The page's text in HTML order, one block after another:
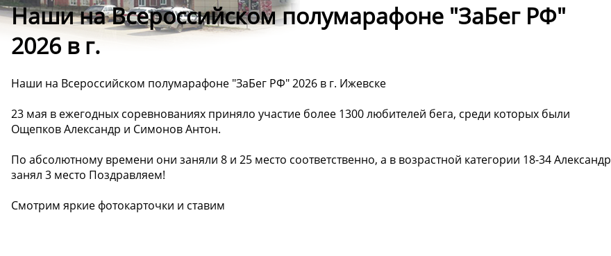
Наши на Всероссийском полумарафоне "ЗаБег РФ"
2026 в г.
Наши на Всероссийском полумарафоне "ЗаБег РФ" 2026 в г. Ижевске
23 мая в ежегодных соревнованиях приняло участие более 1300 любителей бега, среди которых были
Ощепков Александр и Симонов Антон.
По абсолютному времени они заняли 8 и 25 место соответственно, а в возрастной категории 18-34 Александр
занял 3 место Поздравляем!
Смотрим яркие фотокарточки и ставим